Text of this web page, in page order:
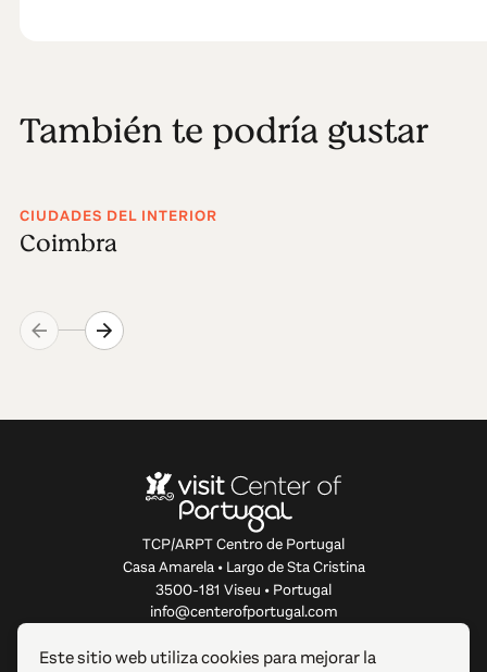
También te podría gustar
CIUDADES DEL INTERIOR
Coimbra
TCP/ARPT Centro de Portugal
Casa Amarela • Largo de Sta Cristina
3500-181 Viseu • Portugal
info@centerofportugal.com
Este sitio web utiliza cookies para mejorar la